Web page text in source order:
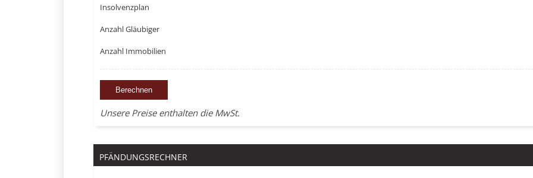
Insolvenzplan
Anzahl Gläubiger
Anzahl Immobilien
Unsere Preise enthalten die MwSt.
PFÄNDUNGSRECHNER